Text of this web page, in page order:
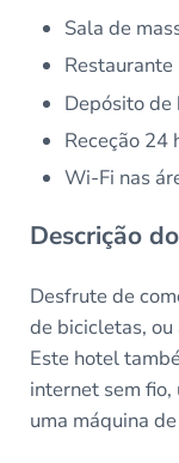
Sala de
Restaurante
Depósito
Receção 24
Wi-Fi nas
Descrição
Desfrute de
de bicicletas,
Este hotel
internet sem fio,
uma máquina